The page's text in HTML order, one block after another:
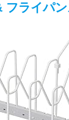
フライパ